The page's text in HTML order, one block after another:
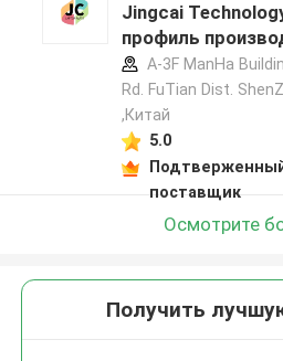
Jingcai
профиль
A-3F ManHa
Rd. FuTian Dist.
,Китай
5.0
поставщик
Осмотрите
Получить